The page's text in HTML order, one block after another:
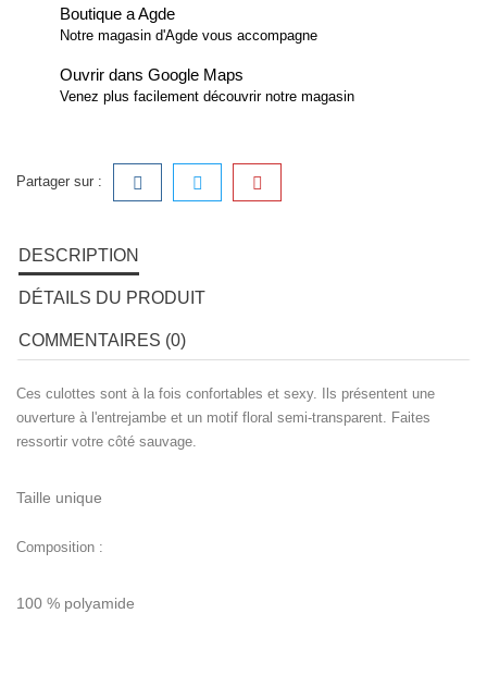
Boutique a Agde
Notre magasin d'Agde vous accompagne
Ouvrir dans Google Maps
Venez plus facilement découvrir notre magasin
Partager sur :
DESCRIPTION
DÉTAILS DU PRODUIT
COMMENTAIRES (0)
Ces culottes sont à la fois confortables et sexy. Ils présentent une
ouverture à l'entrejambe et un motif floral semi-transparent. Faites
ressortir votre côté sauvage.
Taille unique
Composition :
100 % polyamide